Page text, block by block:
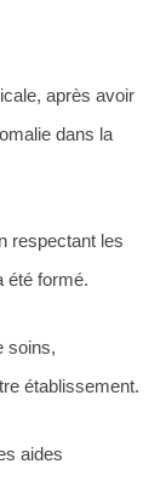
après avoir
dans la
les
été formé.
soins,
établissement.
aides